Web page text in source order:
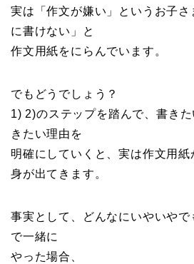
実は「作文が嫌い」というお子さ
に書けない」と
作文用紙をにらんでいます。
でもどうでしょう？
1) 2)のステップを踏んで、書き
きたい理由を
明確にしていくと、実は作文用紙
身が出てきます。
事実として、どんなにいやいやで
で一緒に
やった場合、